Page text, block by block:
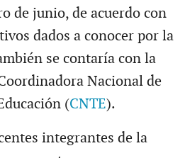
de junio, de acuerdo con
dados a conocer por la
se contaría con la
Nacional de
(CNTE).
integrantes de la